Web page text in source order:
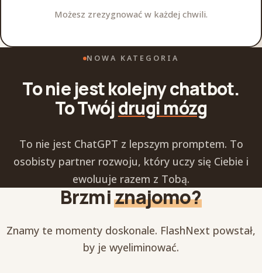
Możesz zrezygnować w każdej chwili.
NOWA KATEGORIA
To nie jest kolejny chatbot.
To Twójdrugi mózg
To nie jest ChatGPT z lepszym promptem. To
osobisty partner rozwoju, który uczy się Ciebie i
ewoluuje razem z Tobą.
Brzmiznajomo?
Znamy te momenty doskonale. FlashNext powstał,
by je wyeliminować.